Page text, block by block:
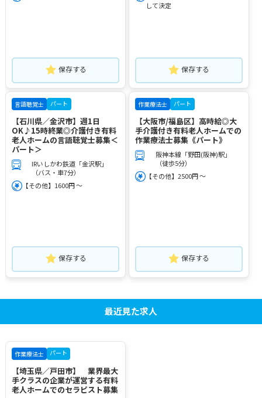
保存する
して決定
保存する
言語聴覚士 パート
【石川県／金沢市】週1日
OK♪15時終業◎介護付き有料
老人ホームの言語聴覚士募集＜
パート＞
IRいしかわ鉄道「金沢駅」
（バス・車7分）
【その他】1600円 ～
保存する
作業療法士 パート
【大阪市/福島区】高時給◎大
手介護付き有料老人ホームでの
作業療法士募集《パート》
阪神本線「野田(阪神)駅」
（徒歩5分）
【その他】2500円 ～
保存する
最近見た求人
作業療法士 パート
【埼玉県／戸田市】 業界最大
手クラスの企業が運営する有料
老人ホームでのセラピスト募集